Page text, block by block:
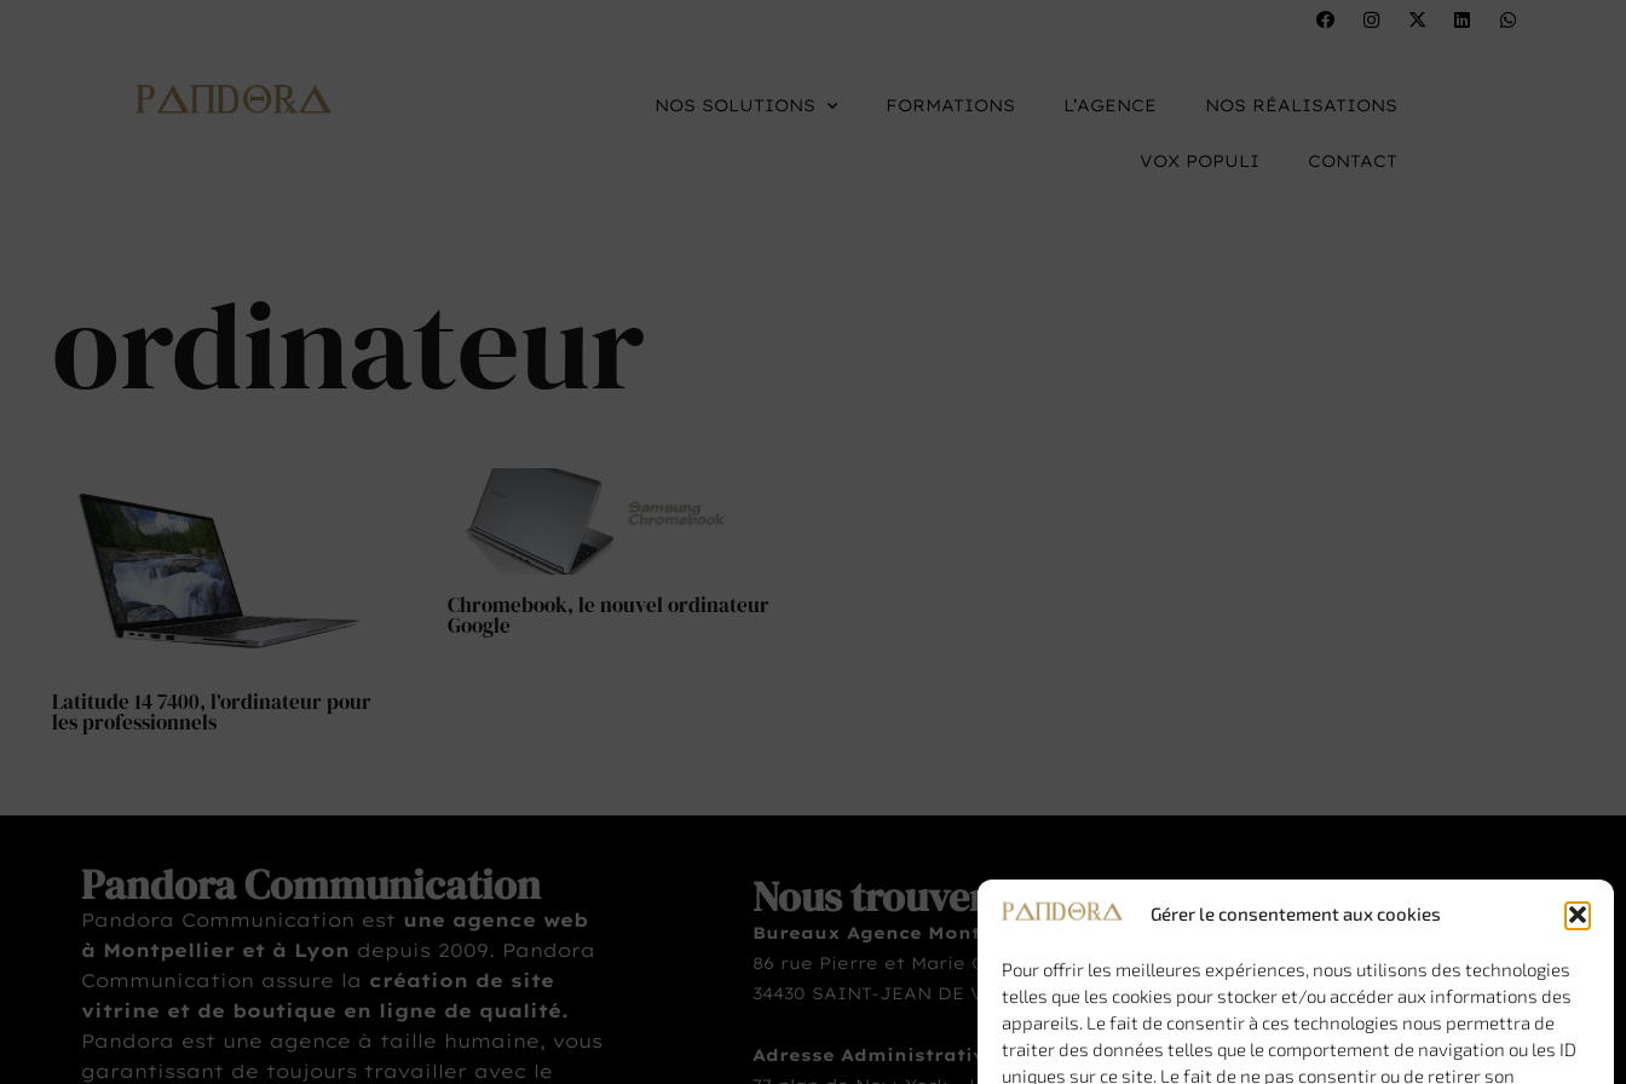
Gérer le consentement aux cookies
Pour offrir les meilleures expériences, nous utilisons des technologies
telles que les cookies pour stocker et/ou accéder aux informations des
appareils. Le fait de consentir à ces technologies nous permettra de
traiter des données telles que le comportement de navigation ou les ID
uniques sur ce site. Le fait de ne pas consentir ou de retirer son
NOS SOLUTIONS FORMATIONS L’AGENCE NOS RÉALISATIONS
VOX POPULI CONTACT
ordinateur
Latitude 14 7400, l’ordinateur pour
les professionnels
Chromebook, le nouvel ordinateur
Google
Pandora Communication
Pandora Communication est une agence web
à Montpellier et à Lyon depuis 2009. Pandora
Communication assure la création de site
vitrine et de boutique en ligne de qualité.
Pandora est une agence à taille humaine, vous
garantissant de toujours travailler avec le
Nous trouver
Bureaux Agence Montpellier
86 rue Pierre et Marie Curie
34430 SAINT-JEAN DE VÉDAS
Adresse Administrative
Nous contacter
Nous écrire